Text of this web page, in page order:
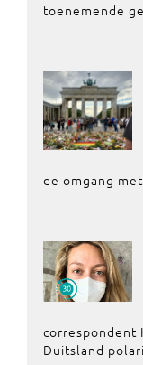
toenemende
de omgang
correspondent
Duitsland